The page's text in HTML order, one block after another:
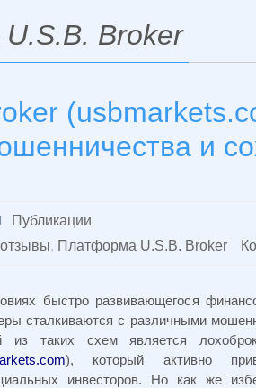
Broker
и
Публикации
, Платформа U.S.B. Broker
быстро развивающегося
сталкиваются с различными
из таких схем является
), который активно
инвесторов. Но как же